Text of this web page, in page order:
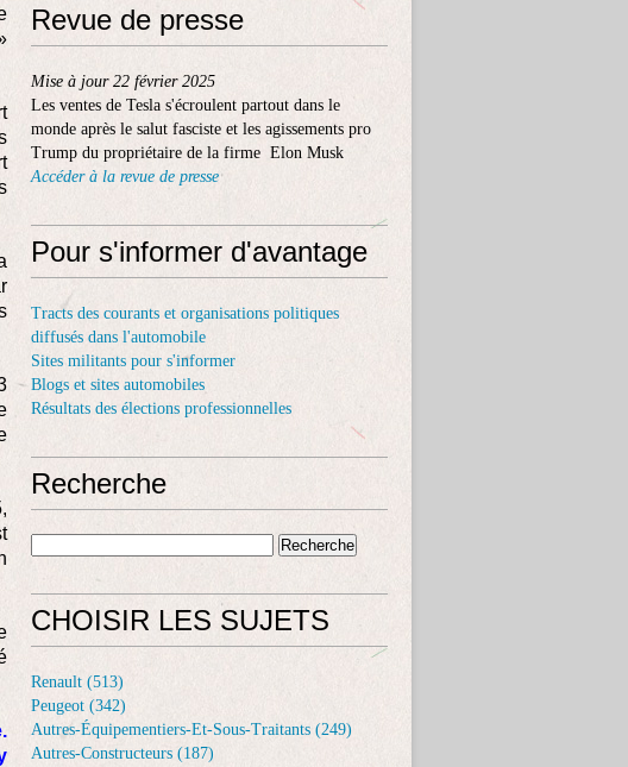
Revue de presse
Mise à jour 22 février 2025
Les ventes de Tesla s'écroulent partout dans le
monde après le salut fasciste et les agissements pro
Trump du propriétaire de la firme Elon Musk
Accéder à la revue de presse
Pour s'informer d'avantage
Tracts des courants et organisations politiques
diffusés dans l'automobile
Sites militants pour s'informer
Blogs et sites automobiles
Résultats des élections professionnelles
Recherche
CHOISIR LES SUJETS
Renault (513)
Peugeot (342)
Autres-Équipementiers-Et-Sous-Traitants (249)
Autres-Constructeurs (187)